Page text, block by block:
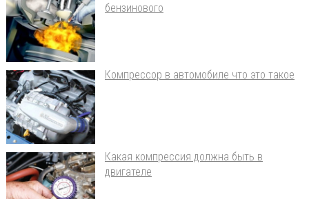
бензинового
Компрессор в автомобиле что это такое
Какая компрессия должна быть в
двигателе